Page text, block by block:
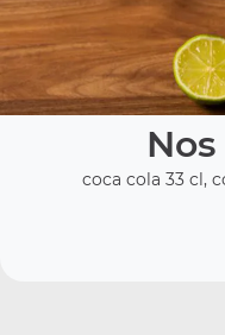
coca cola 33 cl,